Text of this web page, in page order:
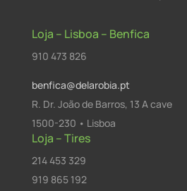
Loja – Lisboa – Benfica
910 473 826
benfica@delarobia.pt
R. Dr. João de Barros, 13 A cave
1500-230 • Lisboa
Loja – Tires
214 453 329
919 865 192